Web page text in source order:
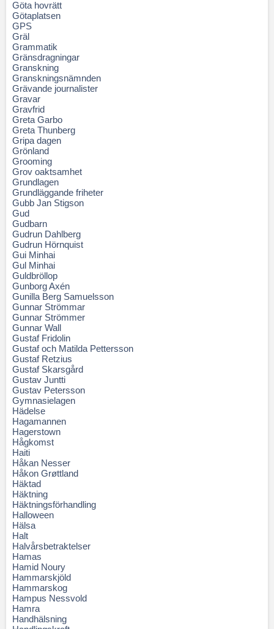
Göta hovrätt
Götaplatsen
GPS
Gräl
Grammatik
Gränsdragningar
Granskning
Granskningsnämnden
Grävande journalister
Gravar
Gravfrid
Greta Garbo
Greta Thunberg
Gripa dagen
Grönland
Grooming
Grov oaktsamhet
Grundlagen
Grundläggande friheter
Gubb Jan Stigson
Gud
Gudbarn
Gudrun Dahlberg
Gudrun Hörnquist
Gui Minhai
Gul Minhai
Guldbröllop
Gunborg Axén
Gunilla Berg Samuelsson
Gunnar Strömmar
Gunnar Strömmer
Gunnar Wall
Gustaf Fridolin
Gustaf och Matilda Pettersson
Gustaf Retzius
Gustaf Skarsgård
Gustav Juntti
Gustav Petersson
Gymnasielagen
Hädelse
Hagamannen
Hagerstown
Hågkomst
Haiti
Håkan Nesser
Håkon Grøttland
Häktad
Häktning
Häktningsförhandling
Halloween
Hälsa
Halt
Halvårsbetraktelser
Hamas
Hamid Noury
Hammarskjöld
Hammarskog
Hampus Nessvold
Hamra
Handhälsning